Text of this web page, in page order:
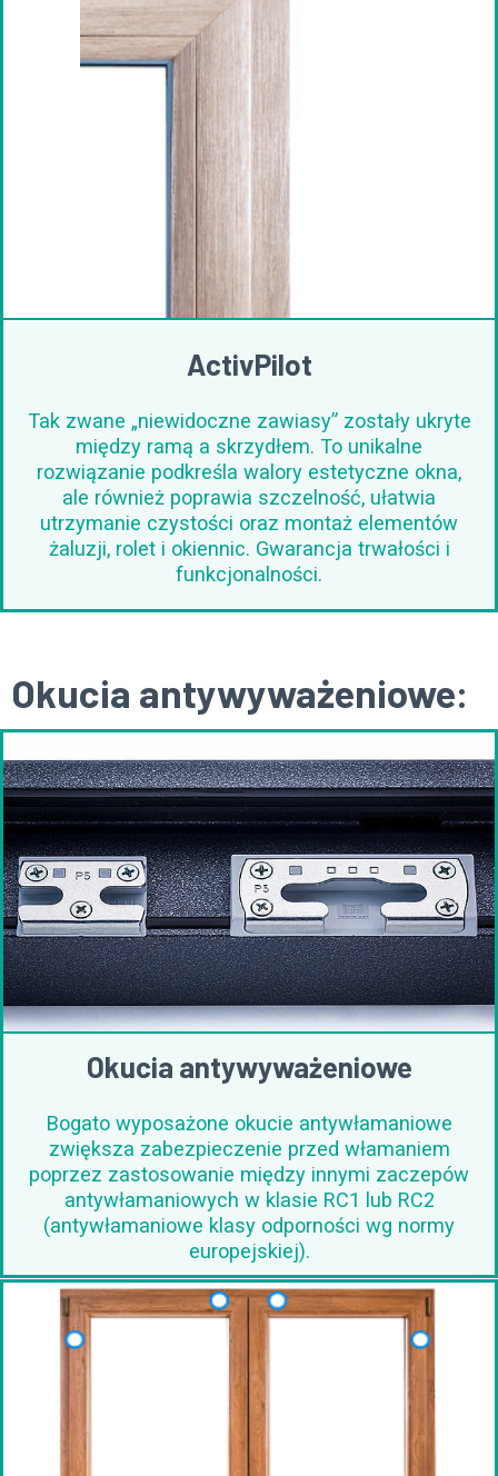
ActivPilot
Tak zwane „niewidoczne zawiasy” zostały ukryte
między ramą a skrzydłem. To unikalne
rozwiązanie podkreśla walory estetyczne okna,
ale również poprawia szczelność, ułatwia
utrzymanie czystości oraz montaż elementów
żaluzji, rolet i okiennic. Gwarancja trwałości i
funkcjonalności.
Okucia antywyważeniowe:
Okucia antywyważeniowe
Bogato wyposażone okucie antywłamaniowe
zwiększa zabezpieczenie przed włamaniem
poprzez zastosowanie między innymi zaczepów
antywłamaniowych w klasie RC1 lub RC2
(antywłamaniowe klasy odporności wg normy
europejskiej).